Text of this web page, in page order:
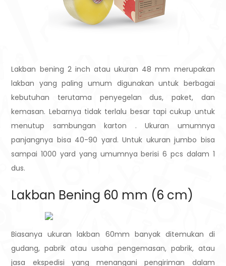
Lakban bening 2 inch atau ukuran 48 mm merupakan
lakban yang paling umum digunakan untuk berbagai
kebutuhan terutama penyegelan dus, paket, dan
kemasan. Lebarnya tidak terlalu besar tapi cukup untuk
menutup sambungan karton . Ukuran umumnya
panjangnya bisa 40-90 yard. Untuk ukuran jumbo bisa
sampai 1000 yard yang umumnya berisi 6 pcs dalam 1
dus.
Lakban Bening 60 mm (6 cm)
Biasanya ukuran lakban 60mm banyak ditemukan di
gudang, pabrik atau usaha pengemasan, pabrik, atau
jasa ekspedisi yang menangani pengiriman dalam